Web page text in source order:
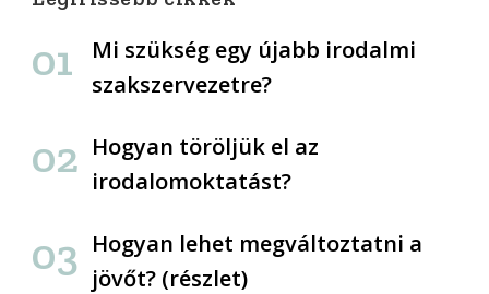
Mi szükség egy újabb irodalmi
szakszervezetre?
Hogyan töröljük el az
irodalomoktatást?
Hogyan lehet megváltoztatni a
jövőt? (részlet)